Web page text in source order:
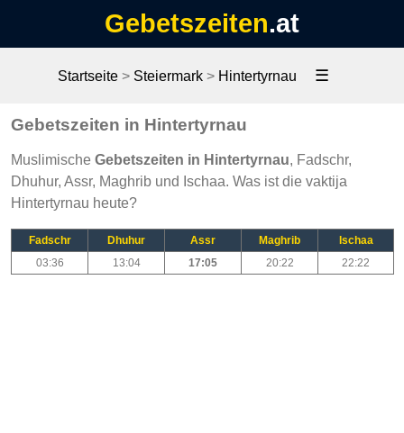
Gebetszeiten.at
Startseite> Steiermark> Hintertyrnau ☰
Gebetszeiten in Hintertyrnau
Muslimische Gebetszeiten in Hintertyrnau, Fadschr,
Dhuhur, Assr, Maghrib und Ischaa. Was ist die vaktija
Hintertyrnau heute?
Fadschr Dhuhur Assr Maghrib
Ischaa
03:36
13:04 17:05 20:22 22:22